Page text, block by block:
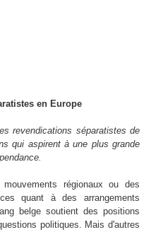
en Europe
revendications séparatistes de
qui aspirent à une plus grande
régionaux ou des
quant à des arrangements
belge soutient des positions
politiques. Mais d'autres